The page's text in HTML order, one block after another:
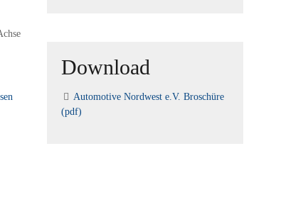
Download
Automotive Nordwest e.V. Broschüre
(pdf)